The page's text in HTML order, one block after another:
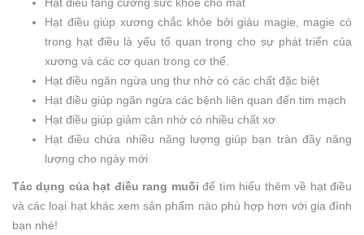
Hạt điều giúp xương chắc khỏe bởi giàu magie, magie có
trong hạt điều là yếu tố quan trọng cho sự phát triển của
xương và các cơ quan trong cơ thể.
Hạt điều ngăn ngừa ung thư nhờ có các chất đặc biệt
Hạt điều giúp ngăn ngừa các bệnh liên quan đến tim mạch
Hạt điều giúp giảm cân nhờ có nhiều chất xơ
Hạt điều chứa nhiều năng lượng giúp bạn tràn đầy năng
lượng cho ngày mới
Tác dụng của hạt điều rang muốiđể tìm hiểu thêm về hạt điều
và các loại hạt khác xem sản phẩm nào phù hợp hơn với gia đình
bạn nhé!